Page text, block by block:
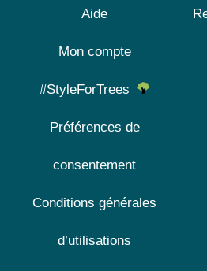
Aide
Mon compte
#StyleForTrees
Préférences de
consentement
Conditions générales
d’utilisations